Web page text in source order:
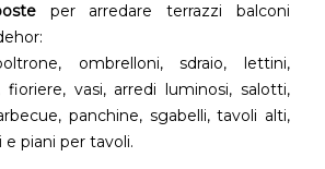
per arredare terrazzi balconi
ombrelloni, sdraio, lettini,
vasi, arredi luminosi, salotti,
panchine, sgabelli, tavoli alti,
e piani per tavoli.